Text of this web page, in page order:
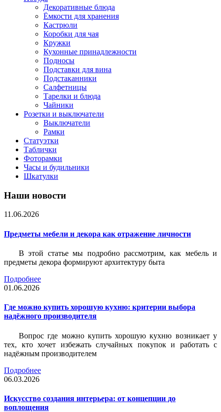
Декоративные блюда
Ёмкости для хранения
Кастрюли
Коробки для чая
Кружки
Кухонные принадлежности
Подносы
Подставки для вина
Подстаканники
Салфетницы
Тарелки и блюда
Чайники
Розетки и выключатели
Выключатели
Рамки
Статуэтки
Таблички
Фоторамки
Часы и будильники
Шкатулки
Наши новости
11.06.2026
Предметы мебели и декора как отражение личности
В этой статье мы подробно рассмотрим, как мебель и
предметы декора формируют архитектуру быта
Подробнее
01.06.2026
Где можно купить хорошую кухню: критерии выбора
надёжного производителя
Вопрос где можно купить хорошую кухню возникает у
тех, кто хочет избежать случайных покупок и работать с
надёжным производителем
Подробнее
06.03.2026
Искусство создания интерьера: от концепции до
воплощения